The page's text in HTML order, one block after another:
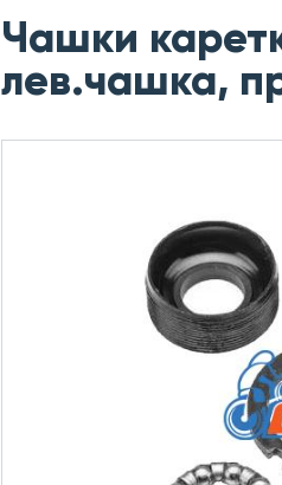
Чашки
лев.чашка,